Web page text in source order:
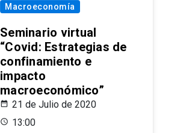
Macroeconomía
Seminario virtual
“Covid: Estrategias de
confinamiento e
impacto
macroeconómico”
21 de Julio de 2020
13:00